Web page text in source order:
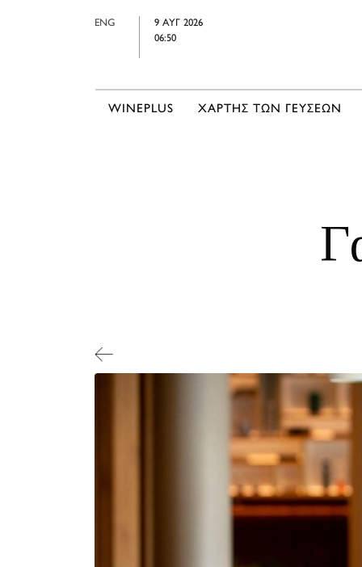
ENG
9 ΑΥΓ 2026
06:50
WINEPLUS ΧΑΡΤΗΣ ΤΩΝ ΓΕΥΣΕΩΝ